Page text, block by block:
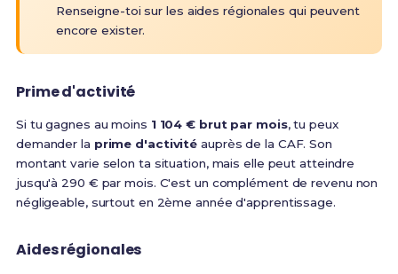
Renseigne-toi sur les aides régionales qui peuvent
encore exister.
Prime d'activité
Si tu gagnes au moins 1 104 € brut par mois, tu peux
demander la prime d'activité auprès de la CAF. Son
montant varie selon ta situation, mais elle peut atteindre
jusqu'à 290 € par mois. C'est un complément de revenu non
négligeable, surtout en 2ème année d'apprentissage.
Aides régionales